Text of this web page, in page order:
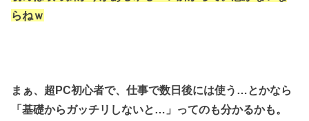
らねｗ
まぁ、超PC初心者で、仕事で数日後には使う…とかなら
「基礎からガッチリしないと…」ってのも分かるかも。